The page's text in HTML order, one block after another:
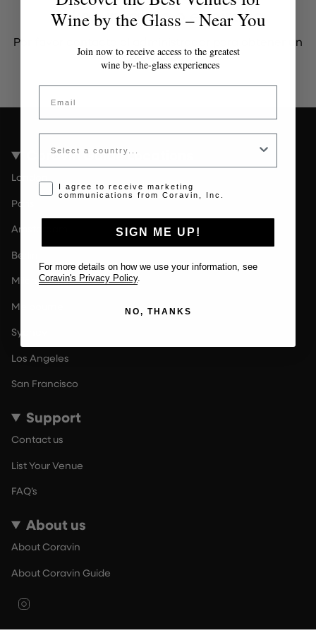
Token inválido o expirado
Por favor contacta al administrador para obtener un
token válido.
Coravin Guide Locations
London
Paris
Amsterdam
Berlin
Milan
Melbourne
Sydney
Los Angeles
San Francisco
Support
Contact us
List Your Venue
FAQ’s
About us
About Coravin
About Coravin Guide
Wine by the Glass – Near You
Join now to receive access to the greatest
wine by-the-glass experiences
Email
Country
Opt-in disclaimer
I agree to receive marketing
communications from Coravin, Inc.
SIGN ME UP!
For more details on how we use your information, see
Coravin's Privacy Policy
NO, THANKS